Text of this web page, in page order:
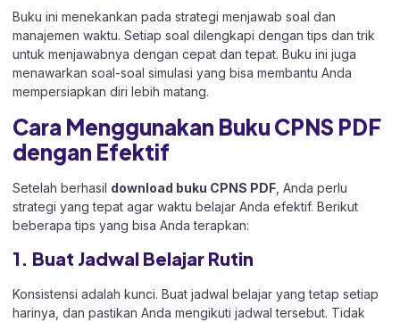
Buku ini menekankan pada strategi menjawab soal dan
manajemen waktu. Setiap soal dilengkapi dengan tips dan trik
untuk menjawabnya dengan cepat dan tepat. Buku ini juga
menawarkan soal-soal simulasi yang bisa membantu Anda
mempersiapkan diri lebih matang.
Cara Menggunakan Buku CPNS PDF
dengan Efektif
Setelah berhasil download buku CPNS PDF , Anda perlu
strategi yang tepat agar waktu belajar Anda efektif. Berikut
beberapa tips yang bisa Anda terapkan:
1. Buat Jadwal Belajar Rutin
Konsistensi adalah kunci. Buat jadwal belajar yang tetap setiap
harinya, dan pastikan Anda mengikuti jadwal tersebut. Tidak